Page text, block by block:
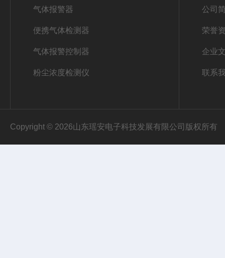
气体报警器
便携气体检测器
气体报警控制器
粉尘浓度检测仪
公司
荣誉
企业
联系
Copyright © 2026山东瑶安电子科技发展有限公司版权所有